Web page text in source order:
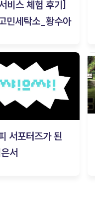
비스 체험 후기]
민세탁소_황수아
서포터즈가 된
서